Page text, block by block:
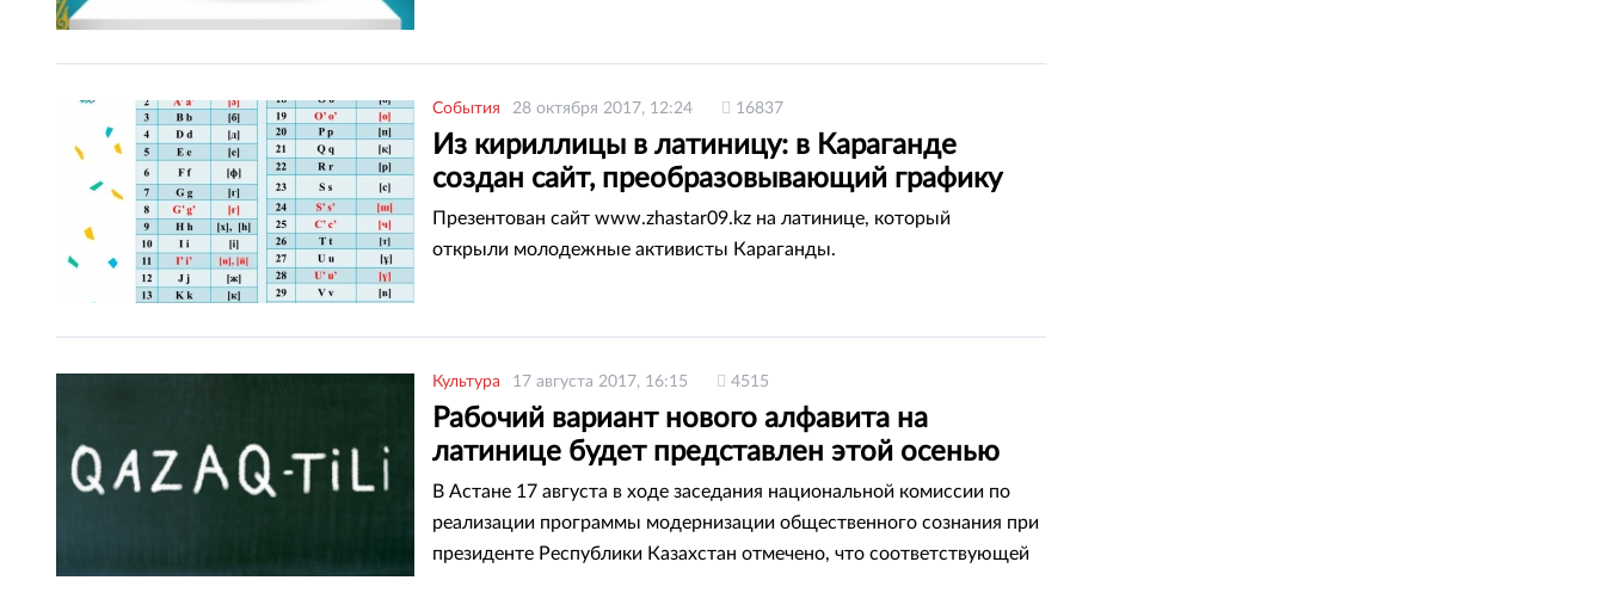
События 28 октября 2017, 12:24 16837
Из кириллицы в латиницу: в Караганде
создан сайт, преобразовывающий графику
Презентован сайт www.zhastar09.kz на латинице, который
открыли молодежные активисты Караганды.
Культура 17 августа 2017, 16:15 4515
Рабочий вариант нового алфавита на
латинице будет представлен этой осенью
В Астане 17 августа в ходе заседания национальной комиссии по
реализации программы модернизации общественного сознания при
президенте Республики Казахстан отмечено, что соответствующей